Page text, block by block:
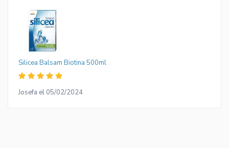
Silicea Balsam Biotina 500ml
Josefa el 05/02/2024